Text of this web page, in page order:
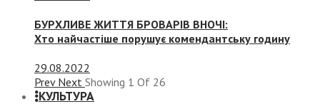
БУРХЛИВЕ ЖИТТЯ БРОВАРІВ ВНОЧІ:
Хто найчастіше порушує комендантську годину
29.08.2022
Prev Next Showing 1 Of 26
КУЛЬТУРА